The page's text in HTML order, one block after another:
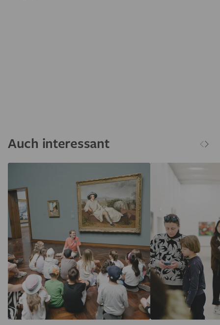
Auch interessant